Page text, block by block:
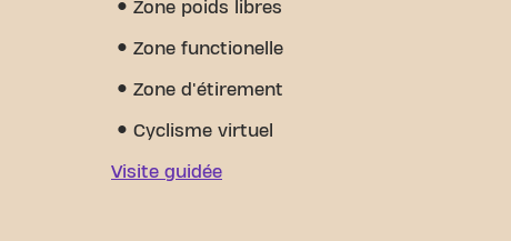
Zone poids libres
Zone functionelle
Zone d'étirement
Cyclisme virtuel
Visite guidée